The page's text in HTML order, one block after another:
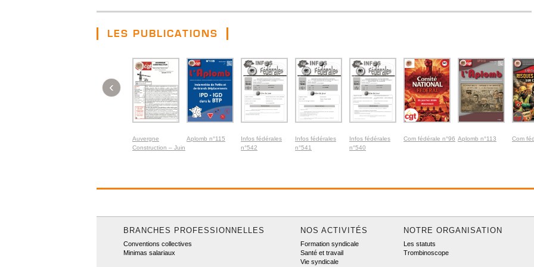
LES PUBLICATIONS
Auvergne
Construction – Juin
Aplomb n°115
Infos fédérales
n°542
Infos fédérales
n°541
Infos fédérales
n°540
Com fédérale n°96 Aplomb n°113 Com
‹
BRANCHES PROFESSIONNELLES
Conventions collectives
Minimas salariaux
NOS ACTIVITÉS
Formation syndicale
Santé et travail
Vie syndicale
NOTRE ORGANISATION
Les statuts
Trombinoscope